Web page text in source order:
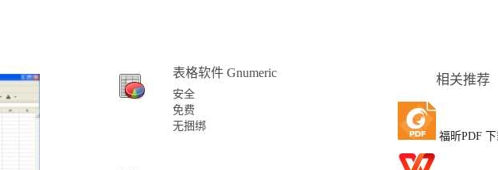
表格软件 Gnumeric
安全
免费
无捆绑
相关推荐
福昕PDF